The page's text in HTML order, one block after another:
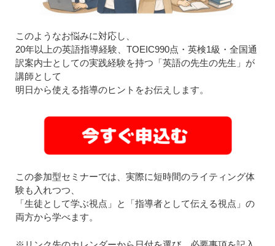
このようなお悩みに対応し、
20年以上の英語指導経験、TOEIC990点・英検1級・全国通
訳案内士としての実践経験を持つ「英語の先生の先生」が
講師として
明日から使える指導のヒントをお伝えします。
この参加型セミナーでは、実際に短時間のライティング体
験も入れつつ、
「生徒として学ぶ視点」と「指導者として伝える視点」の
両方から学べます。